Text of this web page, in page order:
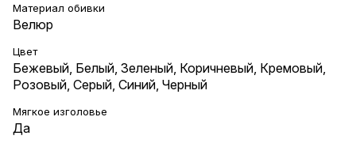
Материал обивки
Велюр
Цвет
Бежевый Белый Зеленый Коричневый Кремовый
Розовый Серый Синий Черный
Мягкое изголовье
Да